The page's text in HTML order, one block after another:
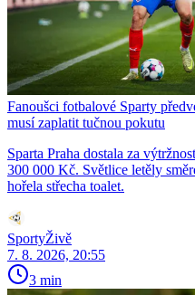
Fanoušci fotbalové Sparty
musí zaplatit tučnou pokutu
Sparta Praha dostala za
300 000 Kč. Světlice letěly
hořela střecha toalet.
SportyŽivě
7. 8. 2026, 20:55
3 min